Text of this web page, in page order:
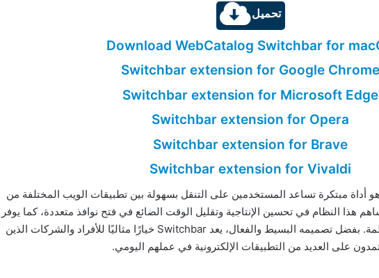
تحميل
Download WebCatalog Switchbar for
Switchbar extension for Google Chrome
Switchbar extension for Microsoft Edge
Switchbar extension for Opera
Switchbar extension for Brave
Switchbar extension for Vivaldi
WebCatalog Switchbar هو أداة مبتكرة تساعد المستخدمين على التنقل بسهولة بين تطبيقات الويب المختلفة من
هذا النظام في تحسين الإنتاجية وتقليل الوقت الضائع في فتح نوافذ متعددة، كما يوفر
تجربة مستخدم سلسة ومنظمة. بفضل تصميمه البسيط والفعال، يعد Switchbar خيارًا مثاليًا للأفراد والشركات الذين
على العديد من التطبيقات الإلكترونية في عملهم اليومي.